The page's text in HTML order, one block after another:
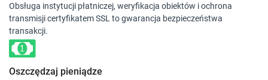
Obsługa instytucji płatniczej, weryfikacja obiektów i ochrona
transmisji certyfikatem SSL to gwarancja bezpieczeństwa
transakcji.
Oszczędzaj pieniądze